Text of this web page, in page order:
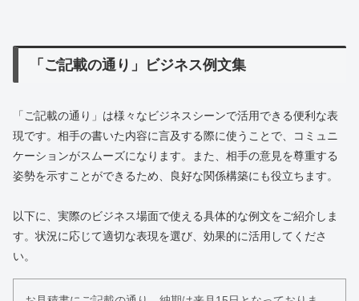
「ご記載の通り」ビジネス例文集
「ご記載の通り」は様々なビジネスシーンで活用できる便利な表
現です。相手の書いた内容に言及する際に使うことで、コミュニ
ケーションがスムーズになります。また、相手の意見を尊重する
姿勢を示すことができるため、良好な関係構築にも役立ちます。
以下に、実際のビジネス場面で使える具体的な例文をご紹介しま
す。状況に応じて適切な表現を選び、効果的に活用してくださ
い。